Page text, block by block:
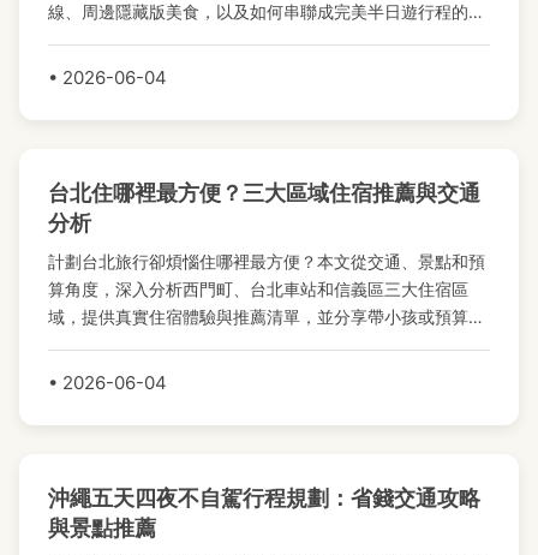
線、周邊隱藏版美食，以及如何串聯成完美半日遊行程的實
• 2026-06-04
台北住哪裡最方便？三大區域住宿推薦與交通
分析
計劃台北旅行卻煩惱住哪裡最方便？本文從交通、景點和預
算角度，深入分析西門町、台北車站和信義區三大住宿區
域，提供真實住宿體驗與推薦清單，並分享帶小孩或預算有
• 2026-06-04
沖繩五天四夜不自駕行程規劃：省錢交通攻略
與景點推薦